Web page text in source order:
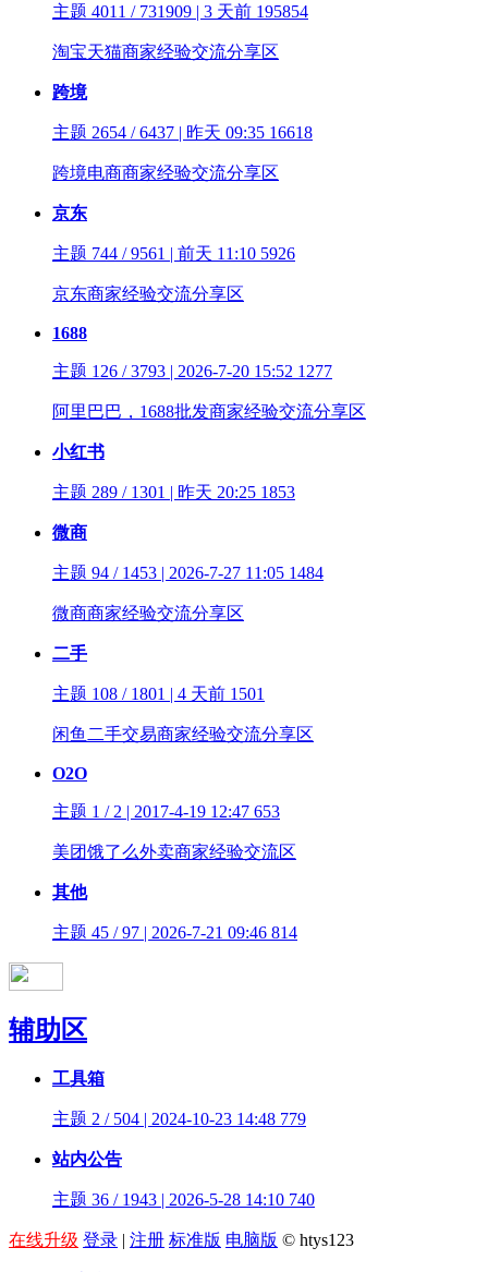
主题 4011 / 731909 | 3 天前 195854
淘宝天猫商家经验交流分享区
跨境
主题 2654 / 6437 | 昨天 09:35 16618
跨境电商商家经验交流分享区
京东
主题 744 / 9561 | 前天 11:10 5926
京东商家经验交流分享区
1688
主题 126 / 3793 | 2026-7-20 15:52 1277
阿里巴巴，1688批发商家经验交流分享区
小红书
主题 289 / 1301 | 昨天 20:25 1853
微商
主题 94 / 1453 | 2026-7-27 11:05 1484
微商商家经验交流分享区
二手
主题 108 / 1801 | 4 天前 1501
闲鱼二手交易商家经验交流分享区
O2O
主题 1 / 2 | 2017-4-19 12:47 653
美团饿了么外卖商家经验交流区
其他
主题 45 / 97 | 2026-7-21 09:46 814
辅助区
工具箱
主题 2 / 504 | 2024-10-23 14:48 779
站内公告
主题 36 / 1943 | 2026-5-28 14:10 740
在线升级 登录 | 注册 标准版 电脑版 © htys123